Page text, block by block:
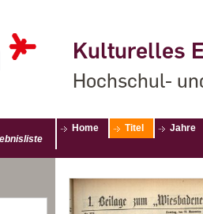
Kulturelles
Hochschul-
Home Titel Jahre